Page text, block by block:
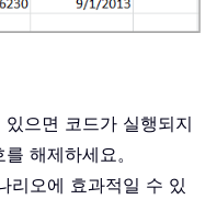
으면 코드가 실행되지
해제하세요。
리오에 효과적일 수 있